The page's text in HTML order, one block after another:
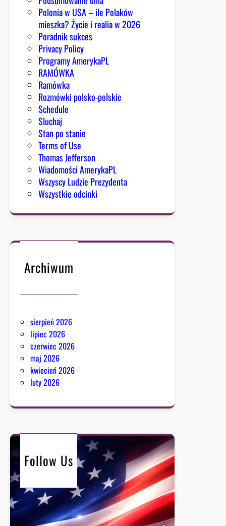
Polonia w USA – ile Polaków
mieszka? Życie i realia w 2026
Poradnik sukces
Privacy Policy
Programy AmerykaPL
RAMÓWKA
Ramówka
Rozmówki polsko-polskie
Schedule
Sluchaj
Stan po stanie
Terms of Use
Thomas Jefferson
Wiadomości AmerykaPL
Wszyscy Ludzie Prezydenta
Wszystkie odcinki
Archiwum
sierpień 2026
lipiec 2026
czerwiec 2026
maj 2026
kwiecień 2026
luty 2026
Follow Us